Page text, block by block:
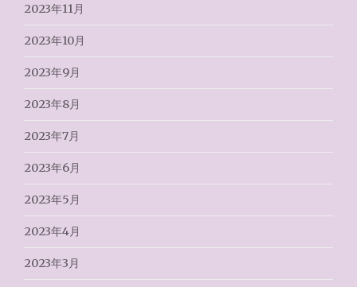
2023年11月
2023年10月
2023年9月
2023年8月
2023年7月
2023年6月
2023年5月
2023年4月
2023年3月